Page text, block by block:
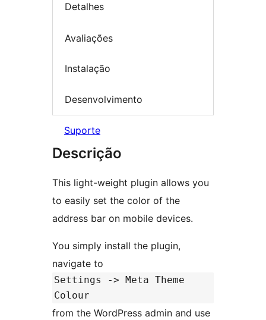
Detalhes
Avaliações
Instalação
Desenvolvimento
Suporte
Descrição
This light-weight plugin allows you
to easily set the color of the
address bar on mobile devices.
You simply install the plugin,
navigate to
Settings -> Meta Theme
Colour
from the WordPress admin and use